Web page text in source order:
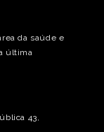
da saúde e
última
43,